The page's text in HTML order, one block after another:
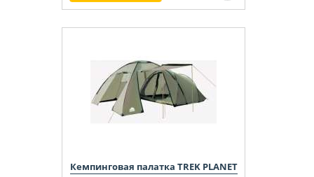
Кемпинговая палатка TREK PLANET